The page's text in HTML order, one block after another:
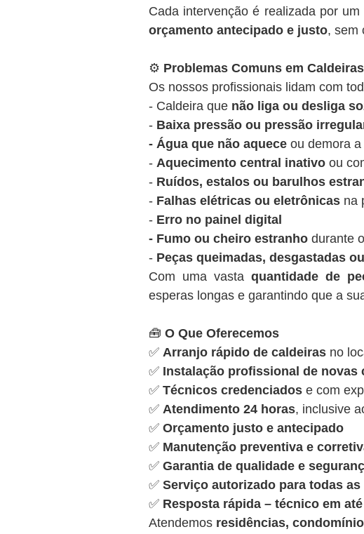
Cada intervenção é realizada por
orçamento antecipado e justo, sem
⚙️ Problemas Comuns em
Os nossos profissionais lidam com
- Caldeira que não liga ou desliga
- Baixa pressão ou pressão
- Água que não aquece ou demora
- Aquecimento central inativo ou
- Ruídos, estalos ou barulhos
- Falhas elétricas ou eletrônicas na
- Erro no painel digital
- Fumo ou cheiro estranho durante
- Peças queimadas, desgastadas
Com uma vastaquantidade de
esperas longas e garantindo que a
🧰 O Que Oferecemos
✅ Arranjo rápido de caldeiras no
✅ Instalação profissional de novas
✅ Técnicos credenciados e com
✅ Atendimento 24 horas, inclusive
✅ Orçamento justo e antecipado
✅ Manutenção preventiva e
✅ Garantia de qualidade e
✅ Serviço autorizado para todas
✅ Resposta rápida – técnico em
Atendemos residências,